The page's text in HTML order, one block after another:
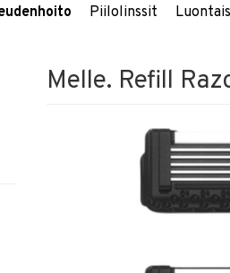
Piilolinssit
Melle. Refill